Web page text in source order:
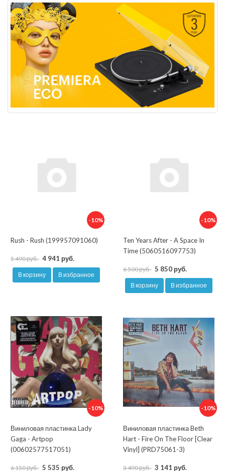
-10%
Rush - Rush (199957091060)
5 490 руб. 4 941 руб.
В корзину В избранное
-10%
Ten Years After - A Space In
Time (5060516097753)
6 500 руб. 5 850 руб.
В корзину В избранное
-10%
Виниловая пластинка Lady
Gaga - Artpop
(00602577517051)
6 150 руб. 5 535 руб.
-10%
Виниловая пластинка Beth
Hart - Fire On The Floor [Clear
Vinyl] (PRD75061-3)
3 490 руб. 3 141 руб.